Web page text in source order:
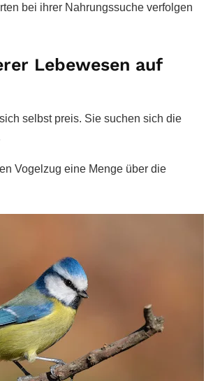
bei ihrer Nahrungssuche verfolgen
Lebewesen auf
selbst preis. Sie suchen sich die
Vogelzug eine Menge über die